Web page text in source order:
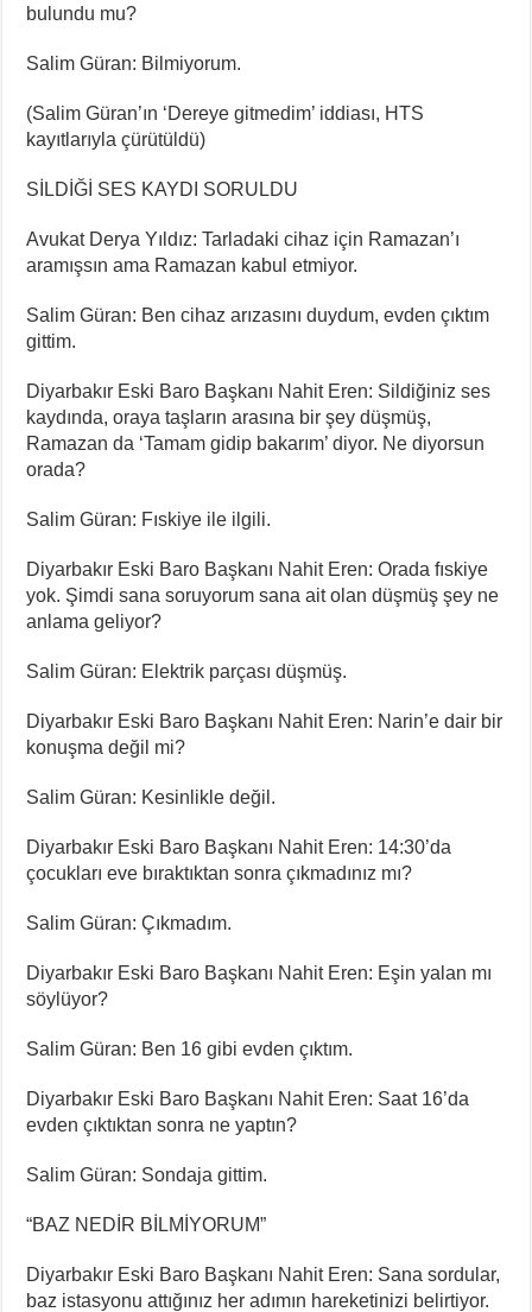
bulundu mu?
Salim Güran: Bilmiyorum.
(Salim Güran’ın ‘Dereye gitmedim’ iddiası, HTS
kayıtlarıyla çürütüldü)
SİLDİĞİ SES KAYDI SORULDU
Avukat Derya Yıldız: Tarladaki cihaz için Ramazan’ı
aramışsın ama Ramazan kabul etmiyor.
Salim Güran: Ben cihaz arızasını duydum, evden çıktım
gittim.
Diyarbakır Eski Baro Başkanı Nahit Eren: Sildiğiniz ses
kaydında, oraya taşların arasına bir şey düşmüş,
Ramazan da ‘Tamam gidip bakarım’ diyor. Ne diyorsun
orada?
⁠Salim Güran: Fıskiye ile ilgili.
Diyarbakır Eski Baro Başkanı Nahit Eren: Orada fıskiye
yok. Şimdi sana soruyorum sana ait olan düşmüş şey ne
anlama geliyor?
Salim Güran: Elektrik parçası düşmüş.
Diyarbakır Eski Baro Başkanı Nahit Eren: Narin’e dair bir
konuşma değil mi?
Salim Güran: Kesinlikle değil.
Diyarbakır Eski Baro Başkanı Nahit Eren: 14:30’da
çocukları eve bıraktıktan sonra çıkmadınız mı?
⁠⁠Salim Güran: Çıkmadım.
Diyarbakır Eski Baro Başkanı Nahit Eren: Eşin yalan mı
söylüyor?
⁠⁠Salim Güran: Ben 16 gibi evden çıktım.
⁠Diyarbakır Eski Baro Başkanı Nahit Eren: Saat 16’da
evden çıktıktan sonra ne yaptın?
⁠⁠Salim Güran: Sondaja gittim.
“BAZ NEDİR BİLMİYORUM”
⁠Diyarbakır Eski Baro Başkanı Nahit Eren: Sana sordular,
baz istasyonu attığınız her adımın hareketinizi belirtiyor.